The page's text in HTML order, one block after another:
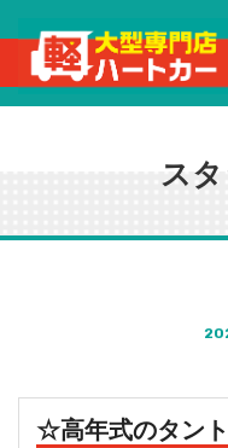
ス
☆高年式のタン